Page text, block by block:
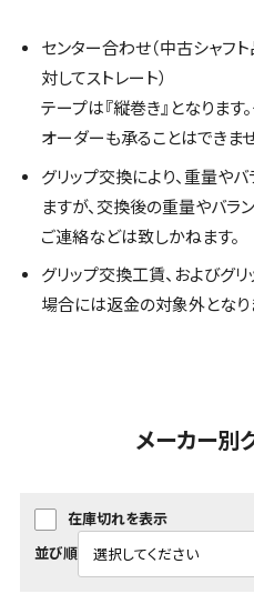
センター合わせ（中古シャフ
対してストレート）
テープは『縦巻き』となりま
オーダーも承ることはできませ
グリップ交換により、重量や
ますが、交換後の重量やバラ
ご連絡などは致しかねます。
グリップ交換工賃、およびグ
場合には返金の対象外となり
メーカー別
在庫切れを表示
並び順